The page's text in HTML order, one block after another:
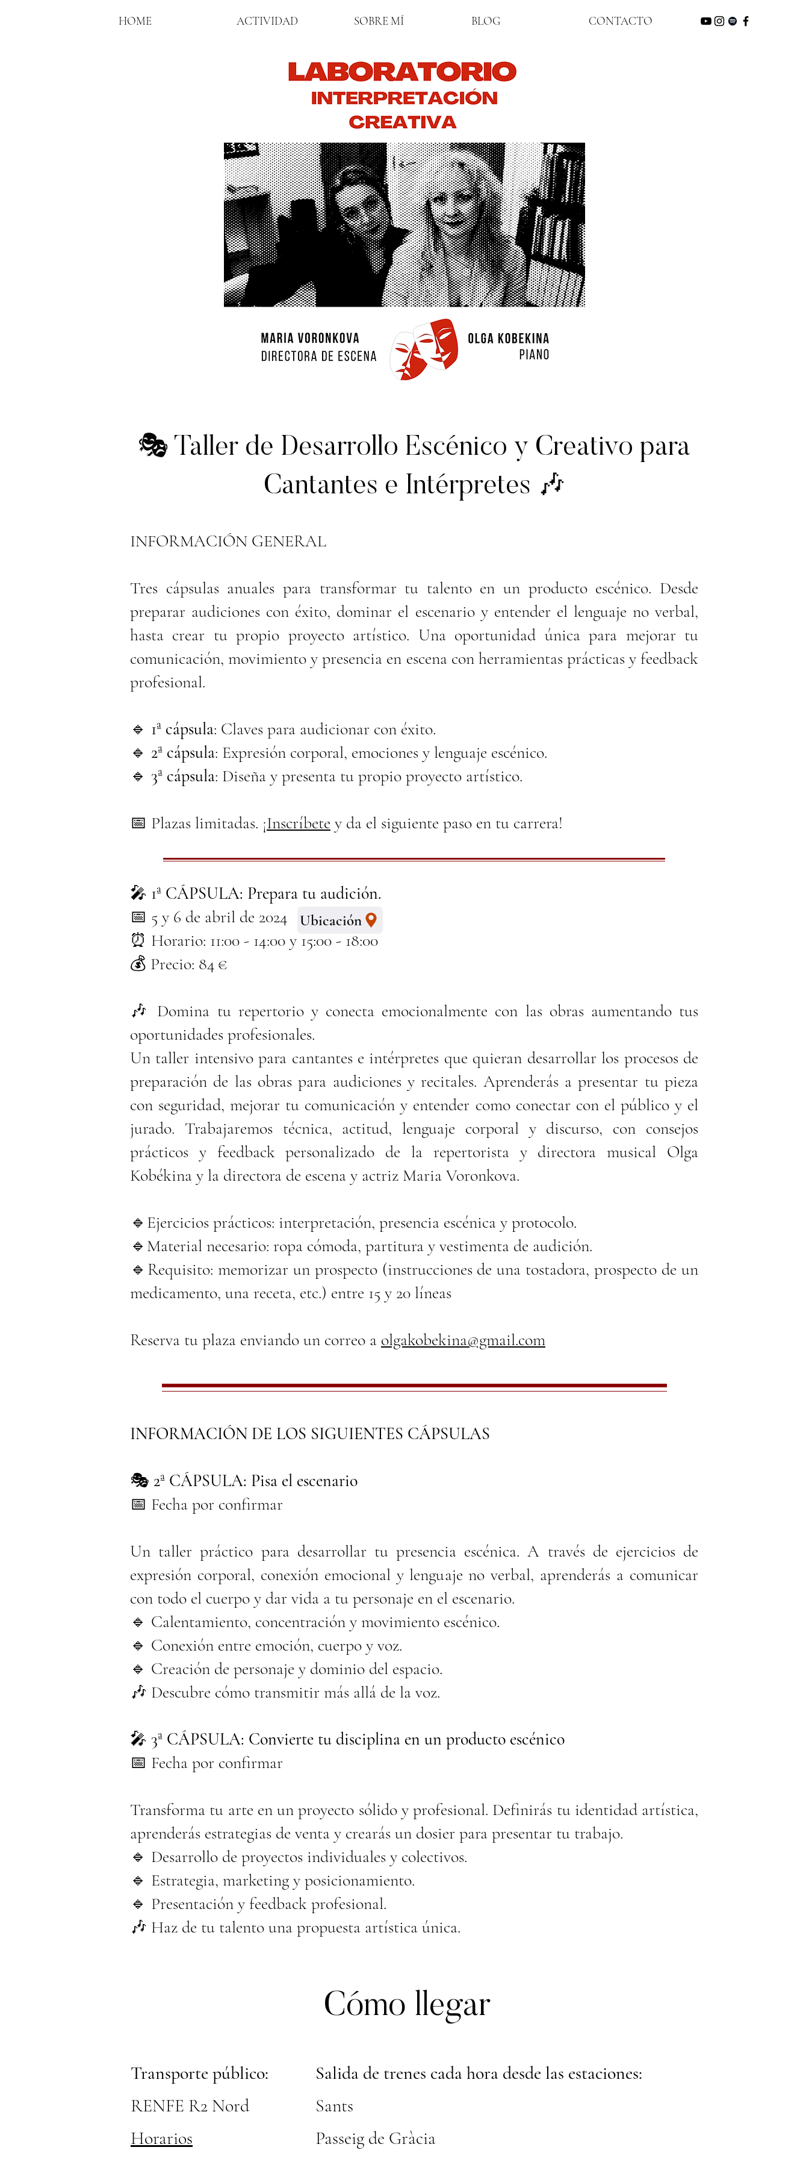
HOME ACTIVIDAD SOBRE MÍ BLOG CONTACTO
🎭 Taller de Desarrollo Escénico y Creativo para
Cantantes e Intérpretes 🎶
INFORMACIÓN GENERAL
Tres cápsulas anuales para transformar tu talento en un producto escénico. Desde
preparar audiciones con éxito, dominar el escenario y entender el lenguaje no verbal,
hasta crear tu propio proyecto artístico. Una oportunidad única para mejorar tu
comunicación, movimiento y presencia en escena con herramientas prácticas y feedback
profesional.
🔹 1ª cápsula: Claves para audicionar con éxito.
🔹 2ª cápsula: Expresión corporal, emociones y lenguaje escénico.
🔹 3ª cápsula: Diseña y presenta tu propio proyecto artístico.
📅 Plazas limitadas. ¡Inscríbete y da el siguiente paso en tu carrera!
🎤 1ª CÁPSULA: Prepara tu audición.
📅 5 y 6 de abril de 2024
⏰ Horario: 11:00 - 14:00 y 15:00 - 18:00
💰 Precio: 84 €
🎶 Domina tu repertorio y conecta emocionalmente con las obras aumentando tus
oportunidades profesionales.
Un taller intensivo para cantantes e intérpretes que quieran desarrollar los procesos de
preparación de las obras para audiciones y recitales. Aprenderás a presentar tu pieza
con seguridad, mejorar tu comunicación y entender como conectar con el público y el
jurado. Trabajaremos técnica, actitud, lenguaje corporal y discurso, con consejos
prácticos y feedback personalizado de la repertorista y directora musical Olga
Kobékina y la directora de escena y actriz Maria Voronkova.
🔹Ejercicios prácticos: interpretación, presencia escénica y protocolo.
🔹Material necesario: ropa cómoda, partitura y vestimenta de audición.
🔹Requisito: memorizar un prospecto (instrucciones de una tostadora, prospecto de un
medicamento, una receta, etc.) entre 15 y 20 líneas
Reserva tu plaza enviando un correo a olgakobekina@gmail.com
INFORMACIÓN DE LOS SIGUIENTES CÁPSULAS
🎭 2ª CÁPSULA: Pisa el escenario
📅 Fecha por confirmar
Un taller práctico para desarrollar tu presencia escénica. A través de ejercicios de
expresión corporal, conexión emocional y lenguaje no verbal, aprenderás a comunicar
con todo el cuerpo y dar vida a tu personaje en el escenario.
🔹 Calentamiento, concentración y movimiento escénico.
🔹 Conexión entre emoción, cuerpo y voz.
🔹 Creación de personaje y dominio del espacio.
🎶 Descubre cómo transmitir más allá de la voz.
🎤 3ª CÁPSULA: Convierte tu disciplina en un producto escénico
📅 Fecha por confirmar
Transforma tu arte en un proyecto sólido y profesional. Definirás tu identidad artística,
aprenderás estrategias de venta y crearás un dosier para presentar tu trabajo.
🔹 Desarrollo de proyectos individuales y colectivos.
🔹 Estrategia, marketing y posicionamiento.
🔹 Presentación y feedback profesional.
🎶 Haz de tu talento una propuesta artística única.
Ubicación
Cómo llegar
Transporte público:
RENFE R2 Nord
Horarios
Salida de trenes cada hora desde las estaciones:
Sants
Passeig de Gràcia